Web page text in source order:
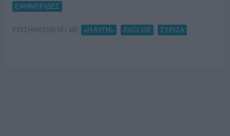
ΕΦΗΜΕΡΙΔΕΣ
ΕΠΙΣΗΜΑΣΜΕΝΟ ΜΕ: «Η ΑΥΓΗ» AVGI.GR ΣΥΡΙΖΑ